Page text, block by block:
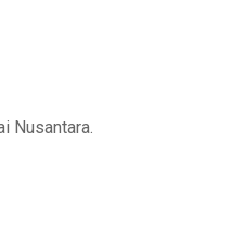
Nusantara.